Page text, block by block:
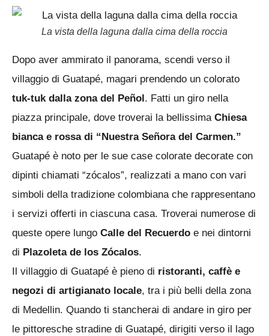
La vista della laguna dalla cima della roccia
Dopo aver ammirato il panorama, scendi verso il
villaggio di Guatapé, magari prendendo un colorato
tuk-tuk dalla zona del Peñol. Fatti un giro nella
piazza principale, dove troverai la bellissima Chiesa
bianca e rossa di “Nuestra Señora del Carmen.”
Guatapé è noto per le sue case colorate decorate con
dipinti chiamati “zócalos”, realizzati a mano con vari
simboli della tradizione colombiana che rappresentano
i servizi offerti in ciascuna casa. Troverai numerose di
queste opere lungo Calle del Recuerdo e nei dintorni
di Plazoleta de los Zócalos.
Il villaggio di Guatapé è pieno di ristoranti, caffè e
negozi di artigianato locale, tra i più belli della zona
di Medellin. Quando ti stancherai di andare in giro per
le pittoresche stradine di Guatapé, dirigiti verso il lago